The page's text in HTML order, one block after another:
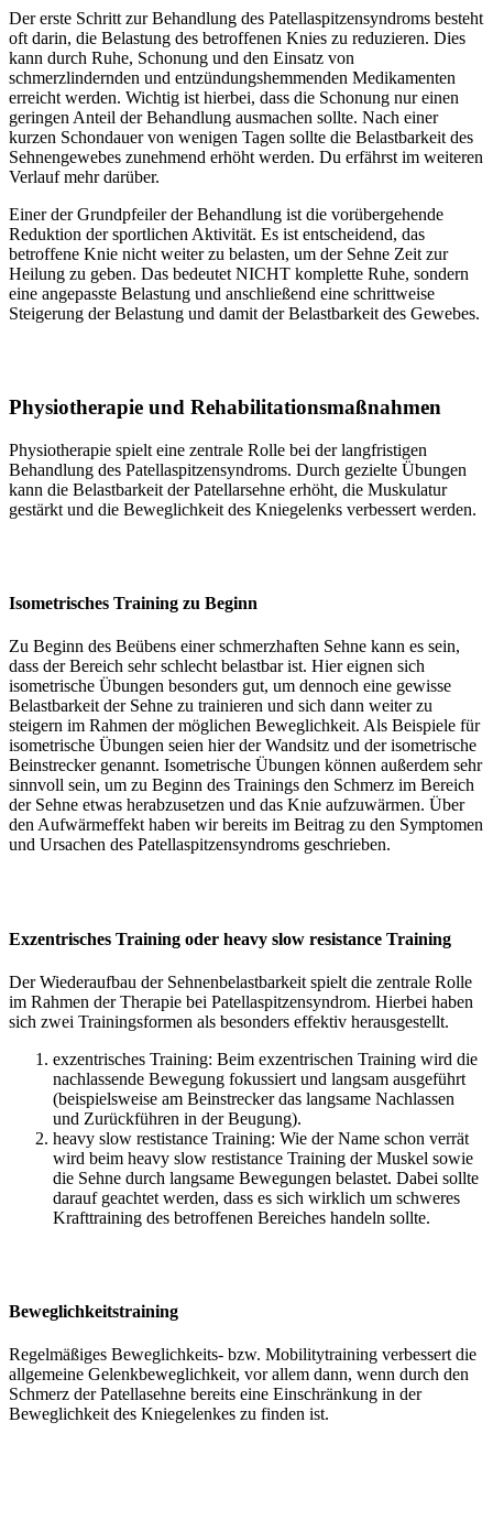
Der erste Schritt zur Behandlung des Patellaspitzensyndroms besteht
oft darin, die Belastung des betroffenen Knies zu reduzieren. Dies
kann durch Ruhe, Schonung und den Einsatz von
schmerzlindernden und entzündungshemmenden Medikamenten
erreicht werden. Wichtig ist hierbei, dass die Schonung nur einen
geringen Anteil der Behandlung ausmachen sollte. Nach einer
kurzen Schondauer von wenigen Tagen sollte die Belastbarkeit des
Sehnengewebes zunehmend erhöht werden. Du erfährst im weiteren
Verlauf mehr darüber.
Einer der Grundpfeiler der Behandlung ist die vorübergehende
Reduktion der sportlichen Aktivität. Es ist entscheidend, das
betroffene Knie nicht weiter zu belasten, um der Sehne Zeit zur
Heilung zu geben. Das bedeutet NICHT komplette Ruhe, sondern
eine angepasste Belastung und anschließend eine schrittweise
Steigerung der Belastung und damit der Belastbarkeit des Gewebes.
Physiotherapie und Rehabilitationsmaßnahmen
Physiotherapie spielt eine zentrale Rolle bei der langfristigen
Behandlung des Patellaspitzensyndroms. Durch gezielte Übungen
kann die Belastbarkeit der Patellarsehne erhöht, die Muskulatur
gestärkt und die Beweglichkeit des Kniegelenks verbessert werden.
Isometrisches Training zu Beginn
Zu Beginn des Beübens einer schmerzhaften Sehne kann es sein,
dass der Bereich sehr schlecht belastbar ist. Hier eignen sich
isometrische Übungen besonders gut, um dennoch eine gewisse
Belastbarkeit der Sehne zu trainieren und sich dann weiter zu
steigern im Rahmen der möglichen Beweglichkeit. Als Beispiele für
isometrische Übungen seien hier der Wandsitz und der isometrische
Beinstrecker genannt. Isometrische Übungen können außerdem sehr
sinnvoll sein, um zu Beginn des Trainings den Schmerz im Bereich
der Sehne etwas herabzusetzen und das Knie aufzuwärmen. Über
den Aufwärmeffekt haben wir bereits im Beitrag zu den Symptomen
und Ursachen des Patellaspitzensyndroms geschrieben.
Exzentrisches Training oder heavy slow resistance Training
Der Wiederaufbau der Sehnenbelastbarkeit spielt die zentrale Rolle
im Rahmen der Therapie bei Patellaspitzensyndrom. Hierbei haben
sich zwei Trainingsformen als besonders effektiv herausgestellt.
exzentrisches Training: Beim exzentrischen Training wird die
nachlassende Bewegung fokussiert und langsam ausgeführt
(beispielsweise am Beinstrecker das langsame Nachlassen
und Zurückführen in der Beugung).
heavy slow restistance Training: Wie der Name schon verrät
wird beim heavy slow restistance Training der Muskel sowie
die Sehne durch langsame Bewegungen belastet. Dabei sollte
darauf geachtet werden, dass es sich wirklich um schweres
Krafttraining des betroffenen Bereiches handeln sollte.
Beweglichkeitstraining
Regelmäßiges Beweglichkeits- bzw. Mobilitytraining verbessert die
allgemeine Gelenkbeweglichkeit, vor allem dann, wenn durch den
Schmerz der Patellasehne bereits eine Einschränkung in der
Beweglichkeit des Kniegelenkes zu finden ist.